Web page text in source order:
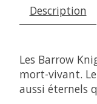
Description
Les Barrow
mort-vivant.
aussi éternels